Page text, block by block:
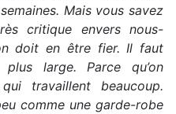
Mais vous savez
critique envers nous-
doit en être fier. Il faut
large. Parce qu’on
travaillent beaucoup.
comme une garde-robe